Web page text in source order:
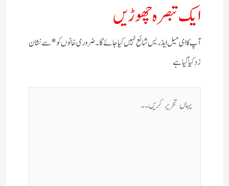
ایک تبصرہ چھوڑیں
آپ کا ای میل ایڈریس شائع نہیں کیا جائے گا۔ضروری خانوں کو*سے نشان
زد کیا گیا ہے
یہاں
تحریر